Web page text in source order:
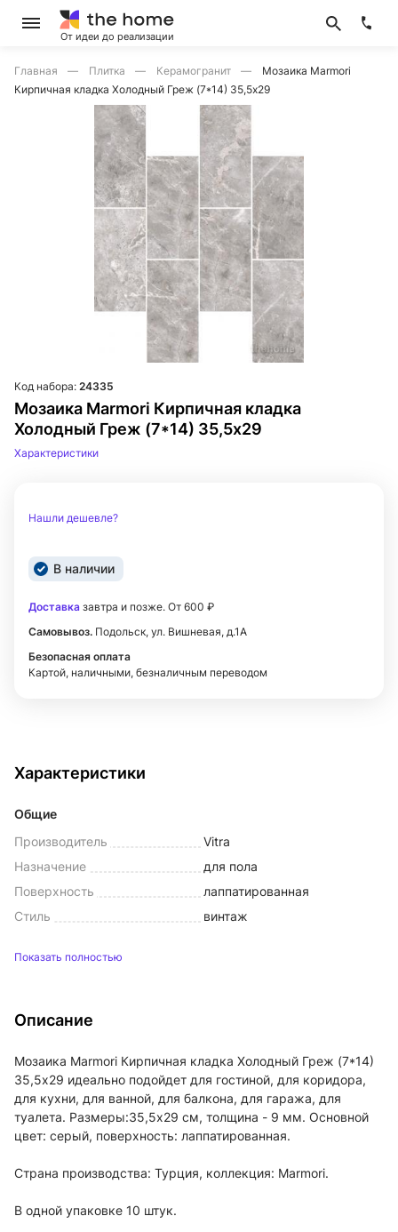
От идеи до реализации
Главная Плитка Керамогранит
Мозаика Marmori
Кирпичная кладка Холодный Греж (7*14) 35,5х29
Мозаика Marmori Кирпичная кладка
Холодный Греж (7*14) 35,5х29
Код набора: 24335
Характеристики
Нашли дешевле?
В наличии
Доставка завтра и позже. От 600 ₽
Самовывоз. Подольск, ул. Вишневая, д.1А
Безопасная оплата
Картой, наличными, безналичным переводом
Характеристики
Общие
Производитель
Vitra
Назначение
для пола
Поверхность
лаппатированная
Стиль
винтаж
Показать полностью
Описание
Мозаика Marmori Кирпичная кладка Холодный Греж (7*14)
35,5х29 идеально подойдет для гостиной, для коридора,
для кухни, для ванной, для балкона, для гаража, для
туалета. Размеры:35,5x29 см, толщина - 9 мм. Основной
цвет: серый, поверхность: лаппатированная.
Страна производства: Турция, коллекция: Marmori.
В одной упаковке 10 штук.